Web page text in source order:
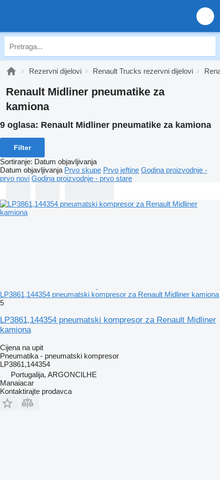
Rezervni dijelovi Renault Trucks rezervni dijelovi
Renault Midliner pneumatikе za
kamiona
9 oglasa: Renault Midliner pneumatikе za kamiona
Filter
Sortiranje: Datum objavljivanja
Datum objavljivanja Prvo skupe Prvo jeftine Godina proizvodnje -
prvo novi Godina proizvodnje - prvo stare
LP3861,144354 pneumatski kompresor za Renault Midliner kamiona
5
LP3861,144354 pneumatski kompresor za Renault Midliner
kamiona
Cijena na upit
Pneumatika - pneumatski kompresor
LP3861,144354
Portugalija, ARGONCILHE
Manaiacar
Kontaktirajte prodavca